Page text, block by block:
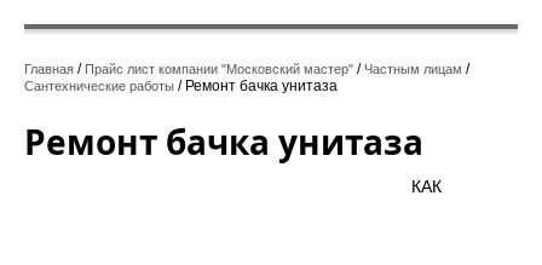
Главная / Прайс лист компании "Московский мастер" /Частным лицам /
Сантехнические работы / Ремонт бачка унитаза
Ремонт бачка унитаза
КАК